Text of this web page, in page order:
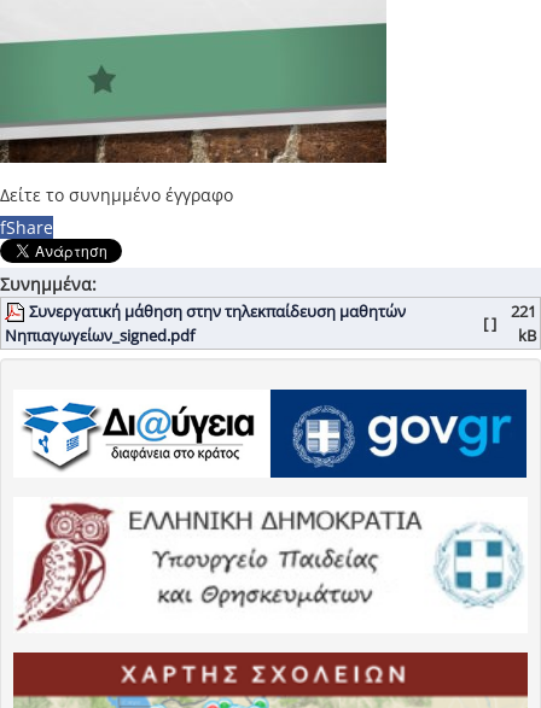
Δείτε το συνημμένο έγγραφο
fShare
Συνημμένα:
Συνεργατική μάθηση στην τηλεκπαίδευση μαθητών
Νηπιαγωγείων_signed.pdf
[ ]
221
kB